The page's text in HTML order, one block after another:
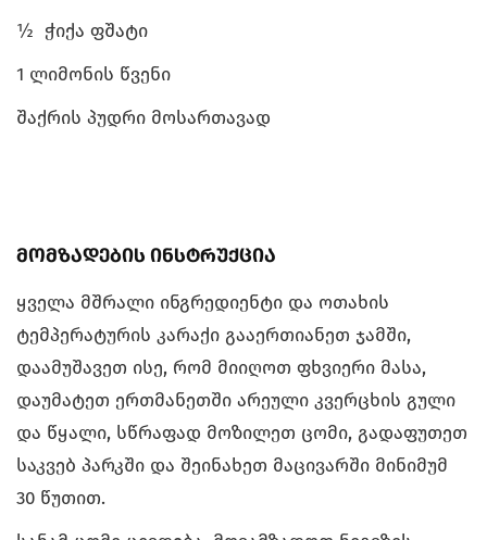
½ ჭიქა ფშატი
1 ლიმონის წვენი
შაქრის პუდრი მოსართავად
მომზადების ინსტრუქცია
ყველა მშრალი ინგრედიენტი და ოთახის
ტემპერატურის კარაქი გააერთიანეთ ჯამში,
დაამუშავეთ ისე, რომ მიიღოთ ფხვიერი მასა,
დაუმატეთ ერთმანეთში არეული კვერცხის გული
და წყალი, სწრაფად მოზილეთ ცომი, გადაფუთეთ
საკვებ პარკში და შეინახეთ მაცივარში მინიმუმ
30 წუთით.